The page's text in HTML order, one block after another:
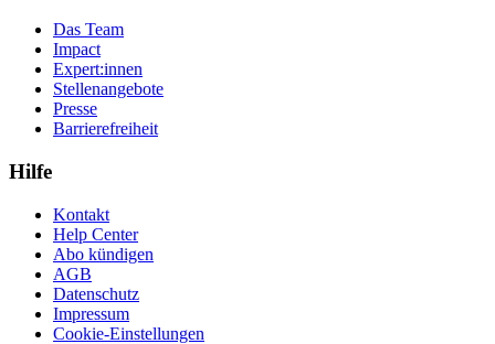
Das Team
Impact
Expert:innen
Stellenangebote
Presse
Barrierefreiheit
Hilfe
Kontakt
Help Center
Abo kündigen
AGB
Datenschutz
Impressum
Cookie-Einstellungen